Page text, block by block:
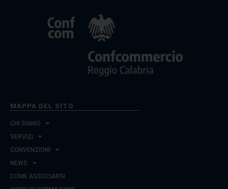
MAPPA DEL SITO
CHI SIAMO
SERVIZI
CONVENZIONI
NEWS
COME ASSOCIARSI